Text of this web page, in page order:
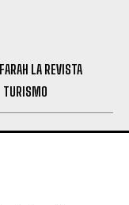
FARAH LA REVISTA
TURISMO